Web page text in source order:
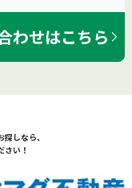
わせはこちら
しなら、
い！